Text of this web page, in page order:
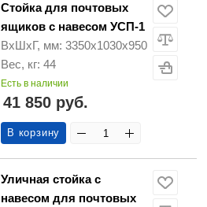
Стойка для почтовых
ящиков с навесом УСП-1
ВхШхГ, мм: 3350х1030х950
Вес, кг: 44
Есть в наличии
41 850 руб.
В корзину
Уличная стойка с
навесом для почтовых